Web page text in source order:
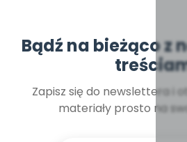
Bądź na bieżąco z
Zapisz się do newslettera i
materiały prosto na